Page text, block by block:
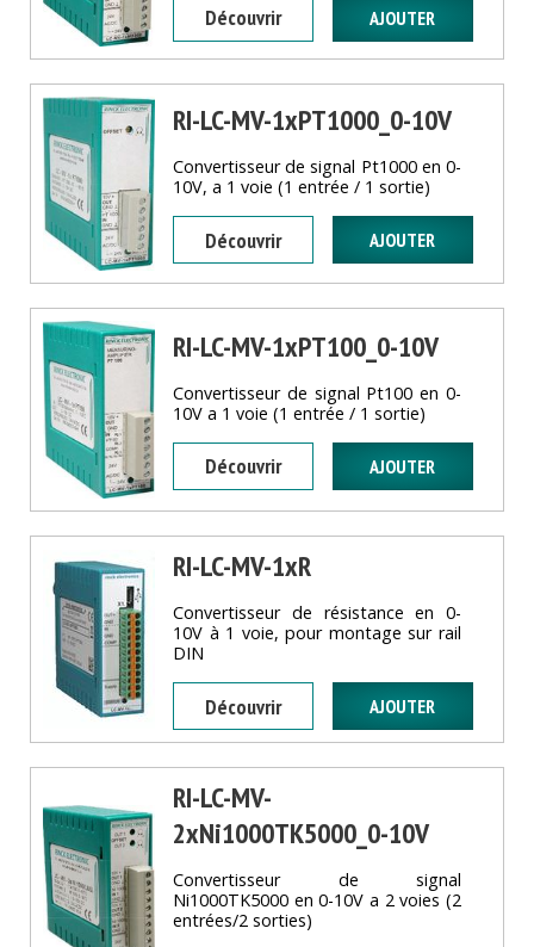
Découvrir
RI-LC-MV-1xPT1000_0-10V
Convertisseur de signal Pt1000 en 0-
10V, a 1 voie (1 entrée / 1 sortie)
Découvrir
RI-LC-MV-1xPT100_0-10V
Convertisseur de signal Pt100 en 0-
10V a 1 voie (1 entrée / 1 sortie)
Découvrir
RI-LC-MV-1xR
Convertisseur de résistance en 0-
10V à 1 voie, pour montage sur rail
DIN
Découvrir
RI-LC-MV-
2xNi1000TK5000_0-10V
Convertisseur de signal
Ni1000TK5000 en 0-10V a 2 voies (2
entrées/2 sorties)